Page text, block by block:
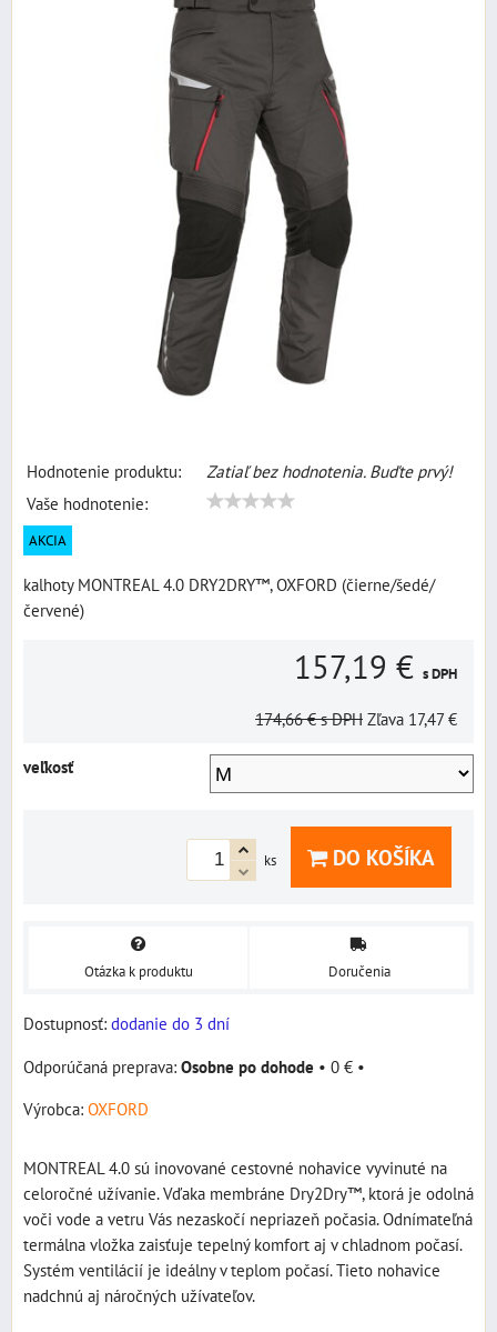
Hodnotenie produktu:
Zatiaľ bez hodnotenia. Buďte prvý!
Vaše hodnotenie:
AKCIA
kalhoty MONTREAL 4.0 DRY2DRY™, OXFORD (čierne/šedé/
červené)
157,19 € s DPH
174,66 € s DPH Zľava 17,47 €
veľkosť
ks DO KOŠÍKA
Otázka k produktu Doručenia
Dostupnosť: dodanie do 3 dní
Osobne po dohode • 0 € •
Výrobca: OXFORD
MONTREAL 4.0 sú inovované cestovné nohavice vyvinuté na
celoročné užívanie. Vďaka membráne Dry2Dry™, ktorá je odolná
voči vode a vetru Vás nezaskočí nepriazeň počasia. Odnímateľná
termálna vložka zaisťuje tepelný komfort aj v chladnom počasí.
Systém ventilácií je ideálny v teplom počasí. Tieto nohavice
nadchnú aj náročných užívateľov.